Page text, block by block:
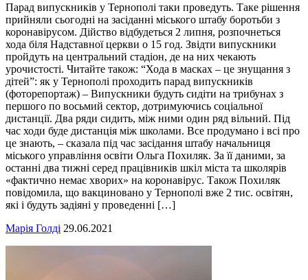
Парад випускників у Тернополі таки проведуть. Таке рішення
прийняли сьогодні на засіданні міського штабу боротьби з
коронавірусом. Дійство відбудеться 2 липня, розпочнеться
хода біля Надставної церкви о 15 год. Звідти випускники
пройдуть на центральний стадіон, де на них чекають
урочистості. Читайте також: “Хода в масках – це знущання з
дітей”: як у Тернополі проходить парад випускників
(фоторепортаж) – Випускники будуть сидіти на трибунах з
першого по восьмий сектор, дотримуючись соціальної
дистанції. Два ряди сидить, між ними один ряд вільний. Під
час ходи буде дистанція між школами. Все продумано і всі про
це знають, – сказала під час засідання штабу начальниця
міського управління освіти Ольга Похиляк. За її даними, за
останні два тижні серед працівників шкіл міста та школярів
«фактично немає хворих» на коронавірус. Також Похиляк
повідомила, що вакциновано у Тернополі вже 2 тис. освітян,
які і будуть задіяні у проведенні […]
Марія Голді 29.06.2021